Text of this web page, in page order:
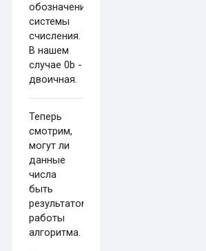
обозначение
системы
счисления.
В нашем
случае 0b -
двоичная.
Теперь
смотрим,
могут ли
данные
числа
быть
результатом
работы
алгоритма.